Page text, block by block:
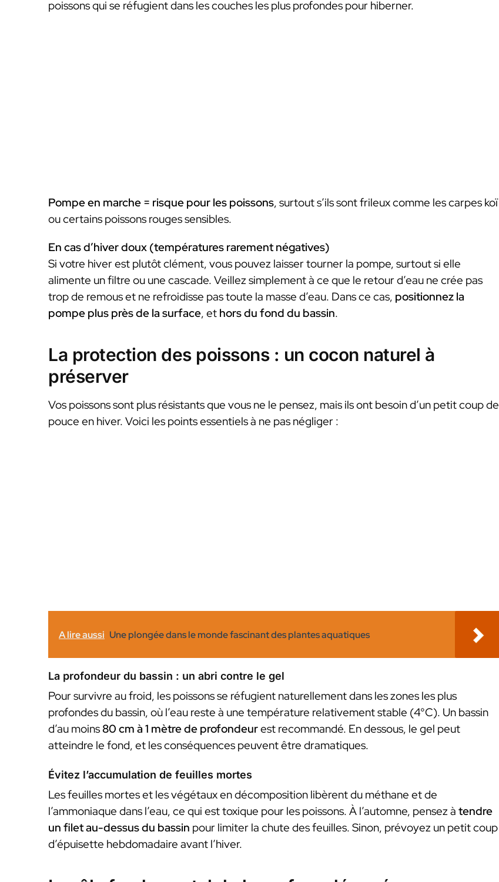
poissons qui se réfugient dans les couches les plus profondes pour hiberner.
Pompe en marche = risque pour les poissons, surtout s’ils sont frileux comme les carpes koï
ou certains poissons rouges sensibles.
En cas d’hiver doux (températures rarement négatives)
Si votre hiver est plutôt clément, vous pouvez laisser tourner la pompe, surtout si elle
alimente un filtre ou une cascade. Veillez simplement à ce que le retour d’eau ne crée pas
trop de remous et ne refroidisse pas toute la masse d’eau. Dans ce cas, positionnez la
pompe plus près de la surface, et hors du fond du bassin.
La protection des poissons : un cocon naturel à
préserver
Vos poissons sont plus résistants que vous ne le pensez, mais ils ont besoin d’un petit coup de
pouce en hiver. Voici les points essentiels à ne pas négliger :
A lire aussi Une plongée dans le monde fascinant des plantes aquatiques
La profondeur du bassin : un abri contre le gel
Pour survivre au froid, les poissons se réfugient naturellement dans les zones les plus
profondes du bassin, où l’eau reste à une température relativement stable (4°C). Un bassin
d’au moins80 cm à 1 mètre de profondeurest recommandé. En dessous, le gel peut
atteindre le fond, et les conséquences peuvent être dramatiques.
Évitez l’accumulation de feuilles mortes
Les feuilles mortes et les végétaux en décomposition libèrent du méthane et de
l’ammoniaque dans l’eau, ce qui est toxique pour les poissons. À l’automne, pensez à tendre
un filet au-dessus du bassin pour limiter la chute des feuilles. Sinon, prévoyez un petit coup
d’épuisette hebdomadaire avant l’hiver.